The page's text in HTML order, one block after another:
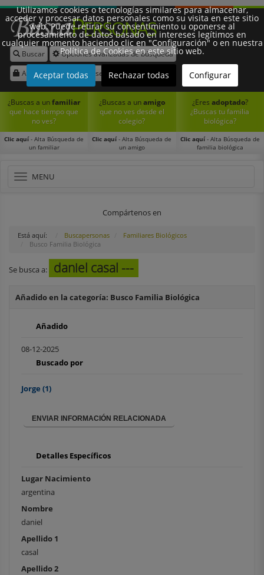
Buscar
Opciones avanzadas de búsqueda
Acceder
Registrarse
¿Buscas a unfamiliar
que hace tiempo que
no ves?
Clic aquí- Alta Búsqueda de
un familiar
¿Buscas a unamigo
que no ves desde el
colegio?
Clic aquí- Alta Búsqueda de
un amigo
¿Eres adoptado?
¿Buscas tu familia
biológica?
Clic aquí- Alta Búsqueda de
familia biológica
MENU
Compártenos en
Está aquí: Buscapersonas
Familiares Biológicos
Busco Familia Biológica
Se busca a: daniel casal ---
Añadido en la categoría: Busco Familia Biológica
Añadido
08-12-2025
Buscado por
Jorge (1)
ENVIAR INFORMACIÓN RELACIONADA
Detalles Específicos
Lugar Nacimiento
argentina
Nombre
daniel
Apellido 1
casal
Apellido 2
Utilizamos cookies o tecnologías similares para almacenar,
acceder y procesar datos personales como su visita en este sitio
web. Puede retirar su consentimiento u oponerse al
procesamiento de datos basado en intereses legítimos en
cualquier momento haciendo clic en "Configuración" o en nuestra
Política de Cookies en este sitio web.
Aceptar todas Rechazar todas Configurar